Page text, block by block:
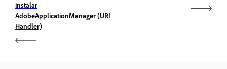
instalar
AdobeApplicationManager (URI
Handler)